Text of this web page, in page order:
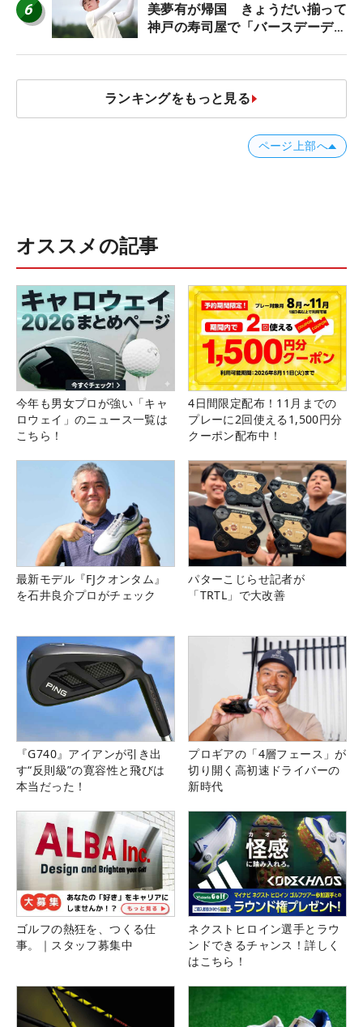
6
美夢有が帰国 きょうだい揃って
神戸の寿司屋で「バースデーディ
ランキングをもっと見る
ページ上部へ
オススメの記事
今年も男女プロが強い「キャ
ロウェイ」のニュース一覧は
こちら！
4日間限定配布！11月までの
プレーに2回使える1,500円分
クーポン配布中！
最新モデル『FJクオンタム』
を石井良介プロがチェック
パターこじらせ記者が
「TRTL」で大改善
『G740』アイアンが引き出
す“反則級”の寛容性と飛びは
本当だった！
プロギアの「4層フェース」が
切り開く高初速ドライバーの
新時代
ゴルフの熱狂を、つくる仕
事。｜スタッフ募集中
ネクストヒロイン選手とラウ
ンドできるチャンス！詳しく
はこちら！